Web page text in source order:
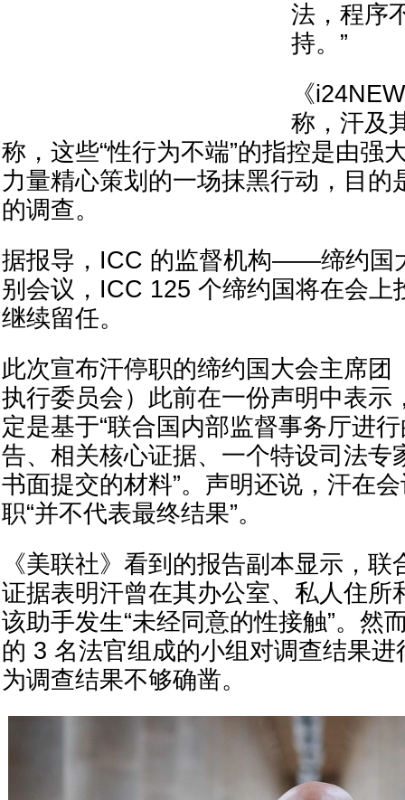
法，程序
持。”
《
称，汗及
称，这些“性行为不端”的指控是由强
力量精心策划的一场抹黑行动，目的
的调查。
据报导，ICC 的监督机构——缔约国
别会议，ICC 125 个缔约国将在会上
继续留任。
此次宣布汗停职的缔约国大会主席团
执行委员会）此前在一份声明中表示
定是基于“联合国内部监督事务厅进
告、相关核心证据、一个特设司法专
书面提交的材料”。声明还说，汗在
职“并不代表最终结果”。
《美联社》看到的报告副本显示，
证据表明汗曾在其办公室、私人住所
该助手发生“未经同意的性接触”。然
的 3 名法官组成的小组对调查结果
为调查结果不够确凿。